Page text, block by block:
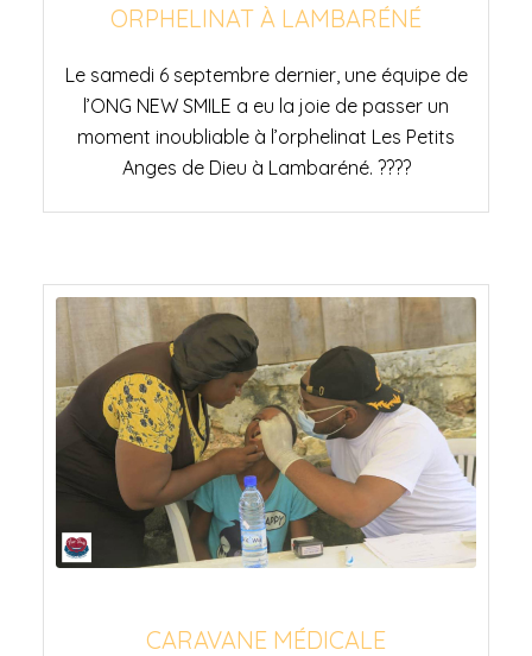
ORPHELINAT À LAMBARÉNÉ
Le samedi 6 septembre dernier, une équipe de
l’ONG NEW SMILE a eu la joie de passer un
moment inoubliable à l’orphelinat Les Petits
Anges de Dieu à Lambaréné. ????
CARAVANE MÉDICALE
CARAVANE MÉDICALE